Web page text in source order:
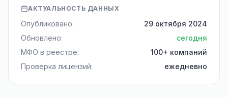
АКТУАЛЬНОСТЬ ДАННЫХ
Опубликовано:
29 октября 2024
Обновлено:
сегодня
МФО в реестре:
100+ компаний
Проверка лицензий:
ежедневно